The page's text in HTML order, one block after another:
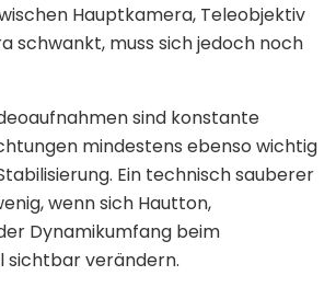
Hauptkamera, Teleobjektiv
schwankt, muss sich jedoch noch
sind konstante
mindestens ebenso wichtig
Ein technisch sauberer
wenn sich Hautton,
Dynamikumfang beim
sichtbar verändern.